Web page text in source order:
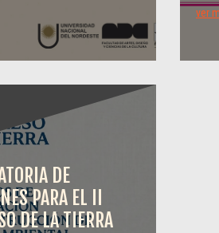
ver
DE
PARA EL II
DE LA TIERRA